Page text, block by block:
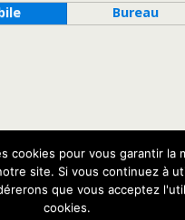
Bureau
cookies pour vous garantir la
site. Si vous continuez à
que vous acceptez
cookies.